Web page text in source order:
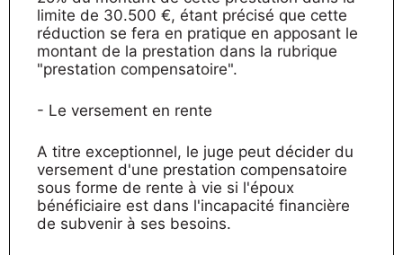
limite de 30.500 €, étant précisé que cette
réduction se fera en pratique en apposant le
montant de la prestation dans la rubrique
"prestation compensatoire".
- Le versement en rente
A titre exceptionnel, le juge peut décider du
versement d'une prestation compensatoire
sous forme de rente à vie si l'époux
bénéficiaire est dans l'incapacité financière
de subvenir à ses besoins.